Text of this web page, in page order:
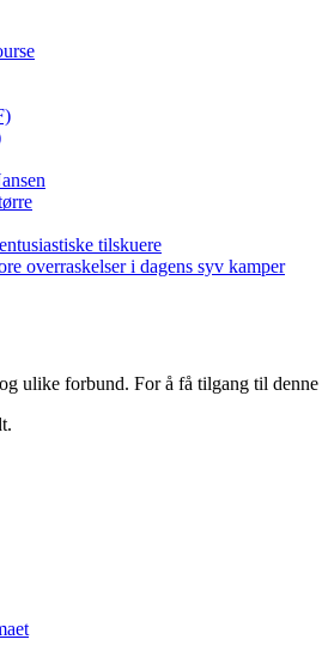
tilskuere
overraskelser i dagens syv kamper
ulike forbund. For å få tilgang til denne